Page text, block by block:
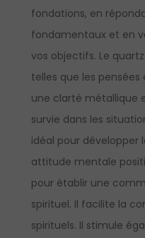
fondations, en
fondamentaux et en
vos objectifs. Le
telles que les
une clarté métallique
survie dans les
idéal pour développer
attitude mentale
pour établir une
spirituel. Il facilite la
spirituels. Il stimule